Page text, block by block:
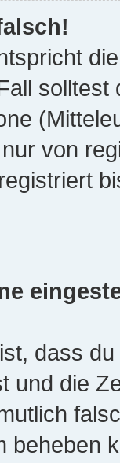
solltest
von
dass
und die
beheben